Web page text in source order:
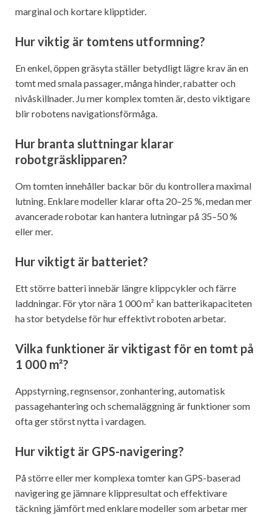
marginal och kortare klipptider.
Hur viktig är tomtens utformning?
En enkel, öppen gräsyta ställer betydligt lägre krav än en
tomt med smala passager, många hinder, rabatter och
nivåskillnader. Ju mer komplex tomten är, desto viktigare
blir robotens navigationsförmåga.
Hur branta sluttningar klarar
robotgräsklipparen?
Om tomten innehåller backar bör du kontrollera maximal
lutning. Enklare modeller klarar ofta 20–25 %, medan mer
avancerade robotar kan hantera lutningar på 35–50 %
eller mer.
Hur viktigt är batteriet?
Ett större batteri innebär längre klippcykler och färre
laddningar. För ytor nära 1 000 m² kan batterikapaciteten
ha stor betydelse för hur effektivt roboten arbetar.
Vilka funktioner är viktigast för en tomt på
1 000 m²?
Appstyrning, regnsensor, zonhantering, automatisk
passagehantering och schemaläggning är funktioner som
ofta ger störst nytta i vardagen.
Hur viktigt är GPS-navigering?
På större eller mer komplexa tomter kan GPS-baserad
navigering ge jämnare klippresultat och effektivare
täckning jämfört med enklare modeller som arbetar mer